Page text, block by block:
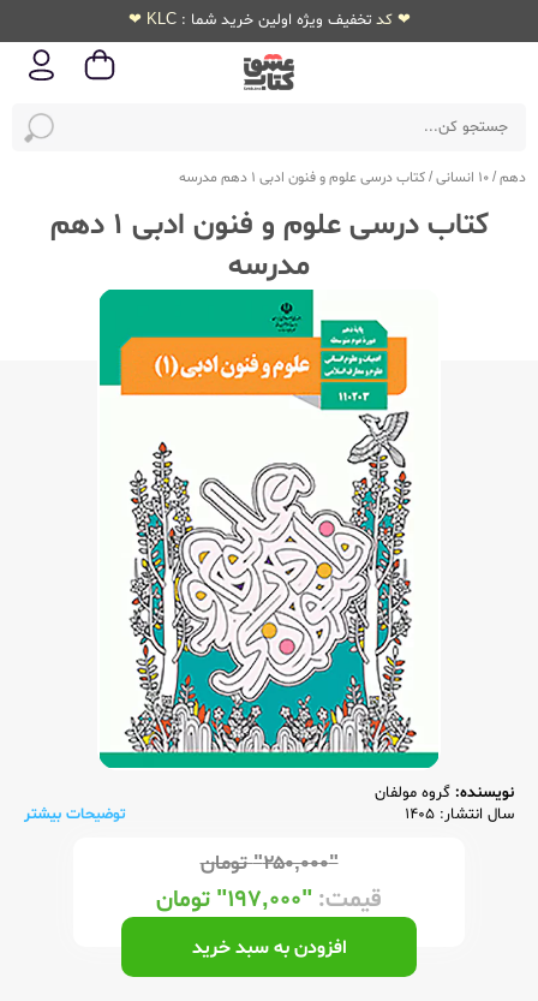
❤ کد تخفیف ویژه اولین خرید شما : KLC ❤
دهم/10 انسانی /کتاب درسی علوم و فنون ادبی 1 دهم مدرسه
کتاب درسی علوم و فنون ادبی 1 دهم
مدرسه
نویسنده: گروه مولفان
سال انتشار: 1405
توضیحات بیشتر
"۲۵۰,۰۰۰" تومان
قیمت: "۱۹۷,۰۰۰" تومان
افزودن به سبد خرید